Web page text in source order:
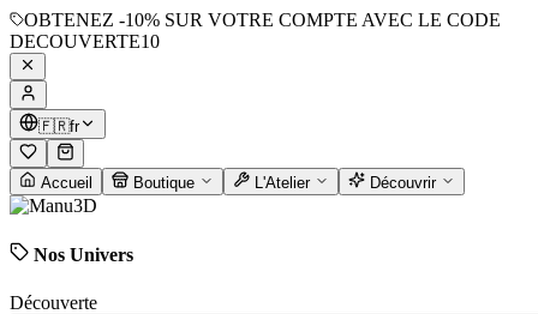
OBTENEZ -10% SUR VOTRE COMPTE AVEC LE CODE
DECOUVERTE10
🇫🇷fr
Accueil Boutique L'Atelier Découvrir
Nos Univers
Découverte